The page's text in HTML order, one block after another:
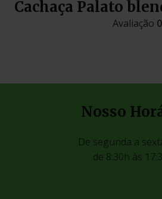
Cachaça Palato
Avaliação 0
Nosso
De segunda a
de 8:30h às